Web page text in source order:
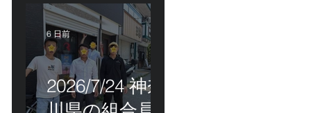
続き！
2026/7/24 神奈
6 日前